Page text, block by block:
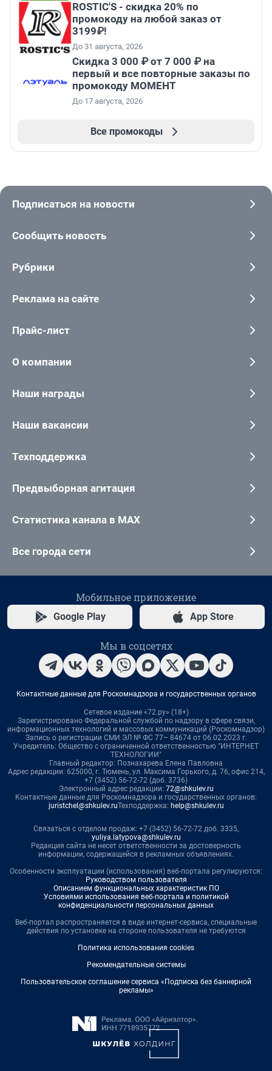
ROSTIC'S - скидка 20% по
промокоду на любой заказ от
3199₽!
До 31 августа, 2026
Скидка 3 000 ₽ от 7 000 ₽ на
первый и все повторные заказы по
промокоду МОМЕНТ
До 17 августа, 2026
Все промокоды
Подписаться на новости
Сообщить новость
Рубрики
Реклама на сайте
Прайс-лист
О компании
Наши награды
Наши вакансии
Техподдержка
Предвыборная агитация
Статистика канала в MAX
Все города сети
Мобильное приложение
Google Play App Store
Мы в соцсетях
Контактные данные для Роскомнадзора и государственных органов
Сетевое издание «72.ру» (18+)
Зарегистрировано Федеральной службой по надзору в сфере связи,
информационных технологий и массовых коммуникаций (Роскомнадзор)
Запись о регистрации СМИ ЭЛ № ФС 77– 84674 от 06.02.2023 г.
Учредитель: Общество с ограниченной ответственностью "ИНТЕРНЕТ
ТЕХНОЛОГИИ"
Главный редактор: Познахарева Елена Павловна
Адрес редакции: 625000, г. Тюмень, ул. Максима Горького, д. 76, офис 214,
+7 (3452) 56-72-72 (доб. 3736)
Электронный адрес редакции: 72@shkulev.ru
Контактные данные для Роскомнадзора и государственных органов:
juristchel@shkulev.ruТехподдержка: help@shkulev.ru
Связаться с отделом продаж: +7 (3452) 56-72-72 доб. 3335,
yuliya.latypova@shkulev.ru
Редакция сайта не несет ответственности за достоверность
информации, содержащейся в рекламных объявлениях.
Особенности эксплуатации (использования) веб-портала регулируются:
Руководством пользователя
Описанием функциональных характеристик ПО
Условиями использования веб-портала и политикой
конфиденциальности персональных данных
Веб-портал распространяется в виде интернет-сервиса, специальные
действия по установке на стороне пользователя не требуются
Политика использования cookies
Рекомендательные системы
Пользовательское соглашение сервиса «Подписка без баннерной
рекламы»